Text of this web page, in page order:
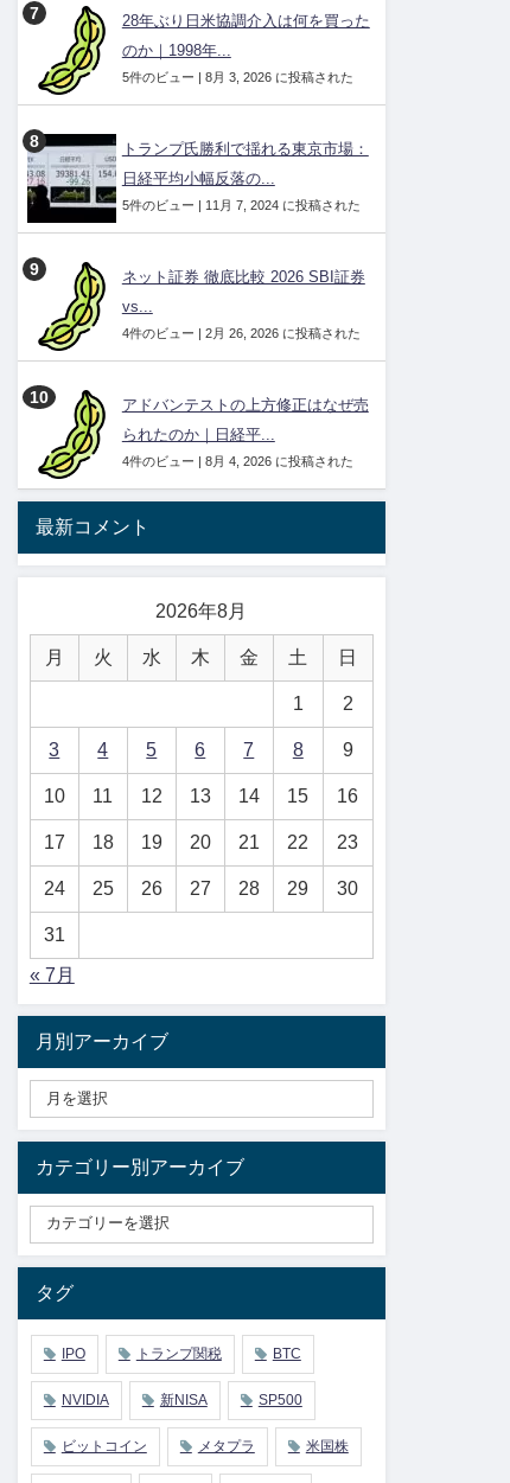
28年ぶり日米協調介入は何を買った
のか｜1998年...
5件のビュー | 8月 3, 2026 に投稿された
トランプ氏勝利で揺れる東京市場：
日経平均小幅反落の...
5件のビュー | 11月 7, 2024 に投稿された
ネット証券 徹底比較 2026 SBI証券
vs...
4件のビュー | 2月 26, 2026 に投稿された
アドバンテストの上方修正はなぜ売
られたのか｜日経平...
4件のビュー | 8月 4, 2026 に投稿された
最新コメント
2026年8月
月 火 水 木 金 土 日
1 2
3 4 5 6 7 8 9
10 11 12 13 14 15 16
17 18 19 20 21 22 23
24 25 26 27 28 29 30
31
« 7月
月別アーカイブ
カテゴリー別アーカイブ
タグ
IPO トランプ関税 BTC
NVIDIA 新NISA SP500
ビットコイン メタプラ 米国株